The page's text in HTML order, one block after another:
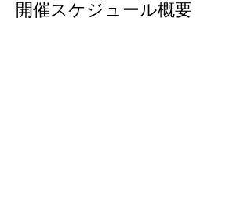
開催スケジュール概要